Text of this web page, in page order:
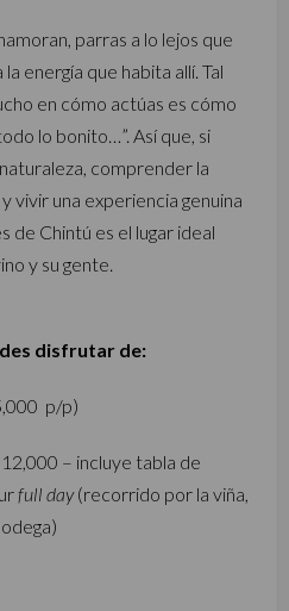
parras a lo lejos que
energía que habita allí. Tal
en cómo actúas es cómo
lo bonito…”. Así que, si
comprender la
vivir una experiencia genuina
de Chintú es el lugar ideal
y su gente.
disfrutar de:
p/p)
– incluye tabla de
full day(recorrido por la viña,